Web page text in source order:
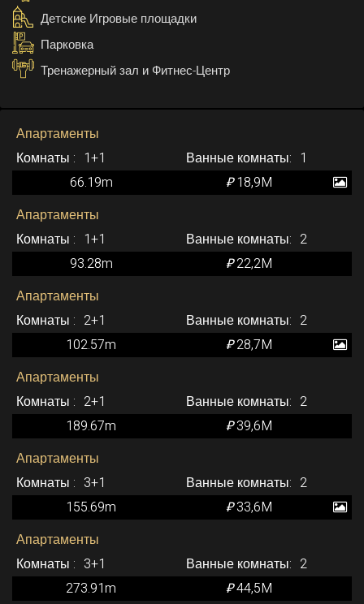
Детские Игровые площадки
Парковка
Тренажерный зал и Фитнес-Центр
Апартаменты
1+1
1
66.19m
₽18,9M
Апартаменты
1+1
2
93.28m
₽22,2M
Апартаменты
2+1
2
102.57m
₽28,7M
Апартаменты
2+1
2
189.67m
₽39,6M
Апартаменты
3+1
2
155.69m
₽33,6M
Апартаменты
3+1
2
273.91m
₽44,5M